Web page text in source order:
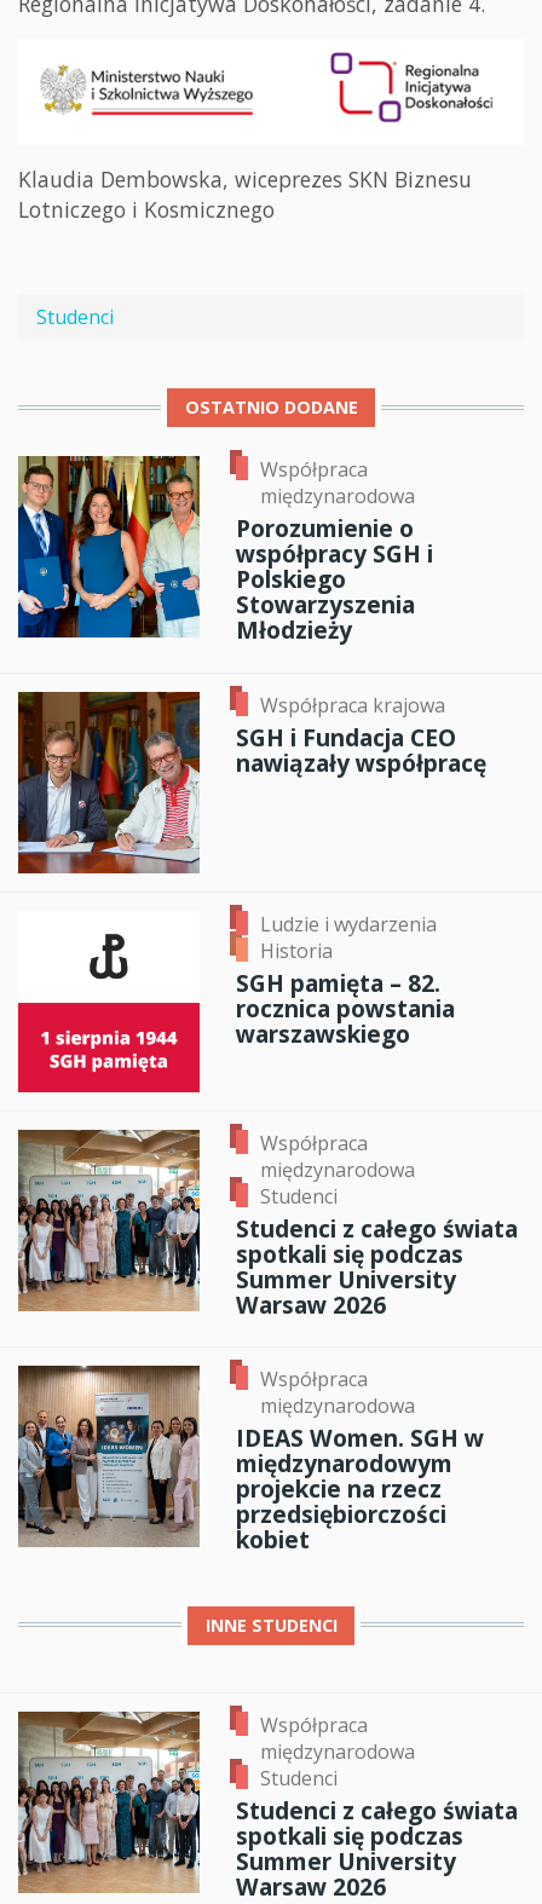
Klaudia Dembowska, wiceprezes SKN Biznesu
Lotniczego i Kosmicznego
Studenci
OSTATNIO DODANE
Współpraca
międzynarodowa
Porozumienie o
współpracy SGH i
Polskiego
Stowarzyszenia
Młodzieży
Współpraca krajowa
SGH i Fundacja CEO
nawiązały współpracę
Ludzie i wydarzenia
Historia
SGH pamięta – 82.
rocznica powstania
warszawskiego
Współpraca
międzynarodowa
Studenci
Studenci z całego świata
spotkali się podczas
Summer University
Warsaw 2026
Współpraca
międzynarodowa
IDEAS Women. SGH w
międzynarodowym
projekcie na rzecz
przedsiębiorczości
kobiet
INNE STUDENCI
Współpraca
międzynarodowa
Studenci
Studenci z całego świata
spotkali się podczas
Summer University
Warsaw 2026